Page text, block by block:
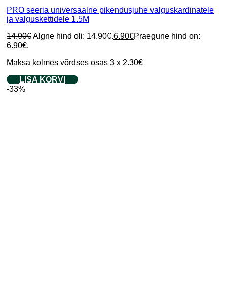
PRO seeria universaalne pikendusjuhe valguskardinatele
ja valguskettidele 1.5M
14.90€Algne hind oli: 14.90€.6.90€Praegune hind on:
6.90€.
Maksa kolmes võrdses osas 3 x 2.30€
LISA KORVI
-33%